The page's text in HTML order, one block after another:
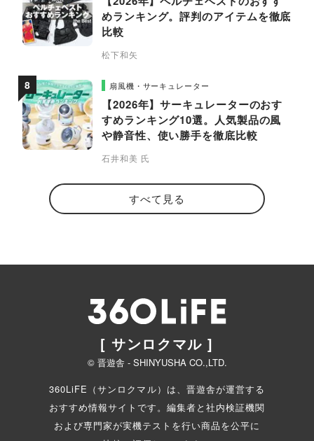
めランキング。評判のアイテムを徹底
比較
松下和矢
扇風機・サーキュレーター
【2026年】サーキュレーターのおす
すめランキング10選。人気製品の風
や静音性、使い勝手を徹底比較
石井和美 氏
すべて見る
[ サンロクマル ]
© 晋遊舎 - SHINYUSHA CO.,LTD.
360LiFE（サンロクマル）は、晋遊舎が運営する
おすすめ情報サイトです。編集者と社内検証機関
および専門家が実機テストを行い商品を公平に